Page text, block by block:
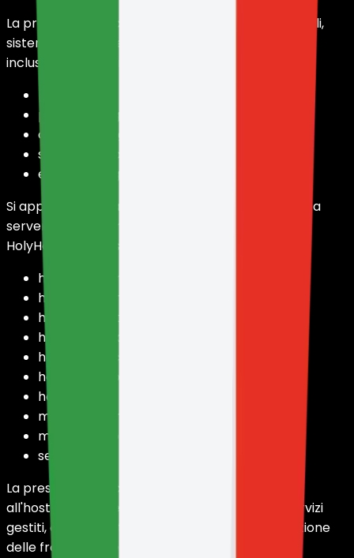
La presente Politica si applica ai servizi, siti, pannelli,
sistemi e domini gestiti o utilizzati da HolyHosting,
inclusi, a titolo esemplificativo:
holy.gg
panel.holy.gg
clientes.holy.gg
securekyc.holy.hosting
estado.holy.gg
Si applica inoltre ai sottodomini o servizi associati a
server offerti tramite domini alternativi gestiti da
HolyHosting, inclusi, a titolo esemplificativo:
holyserver.pro
holyserver.online
holyserver.site
holy-server.xyz
holyhosting.club
holyhosting.online
holyhost.ing
miservidor.pro
miservidor.top
servidor.lol
La presente Politica si applica ai servizi relativi
all'hosting di server di gioco, VPS, domini, bot, servizi
gestiti, assistenza tecnica, fatturazione, prevenzione
delle frodi e sicurezza operativa.